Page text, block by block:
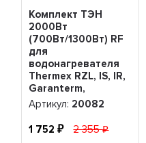
Комплект ТЭН
2000Вт
(700Вт/1300Вт) RF
для
водонагревателя
Thermex RZL, IS, IR,
Garanterm,
Electrolux EWH,
нерж. + анод,
20082
Артикул: 20082
1 752 2 355